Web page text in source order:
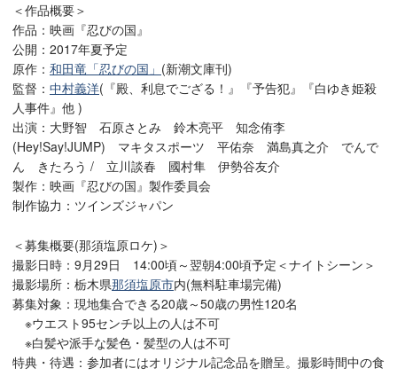
＜作品概要＞
作品：映画『忍びの国』
公開：2017年夏予定
原作： 和田竜「忍びの国」 (新潮文庫刊)
監督： 中村義洋(『殿、利息でござる！』『予告犯』『白ゆき姫殺
人事件』他 )
出演：大野智 石原さとみ 鈴木亮平 知念侑李
(Hey!Say!JUMP) マキタスポーツ 平佑奈 満島真之介 でんで
ん きたろう / 立川談春 國村隼 伊勢谷友介
製作：映画『忍びの国』製作委員会
制作協力：ツインズジャパン
＜募集概要(那須塩原ロケ)＞
撮影日時：9月29日 14:00頃～翌朝4:00頃予定＜ナイトシーン＞
撮影場所：栃木県那須塩原市内(無料駐車場完備)
募集対象：現地集合できる20歳～50歳の男性120名
※ウエスト95センチ以上の人は不可
※白髪や派手な髪色・髪型の人は不可
特典・待遇：参加者にはオリジナル記念品を贈呈。撮影時間中の食